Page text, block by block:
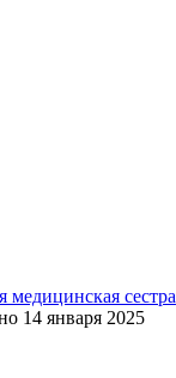
медицинская сестра
14 января 2025